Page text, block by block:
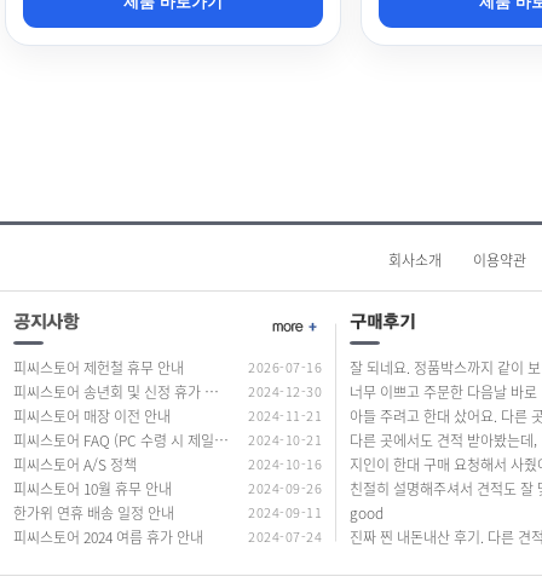
회사소개 이용약관
피씨스토어 제헌철 휴무 안내 2026-07-16
피씨스토어 송년회 및 신정 휴가 안내 2024-12-30
피씨스토어 매장 이전 안내 2024-11-21
피씨스토어 FAQ (PC 수령 시 제일 많이 하는 질문 답변) 2024-10-21
피씨스토어 A/S 정책 2024-10-16
피씨스토어 10월 휴무 안내 2024-09-26
한가위 연휴 배송 일정 안내 2024-09-11
피씨스토어 2024 여름 휴가 안내 2024-07-24
good